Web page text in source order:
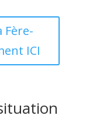
Fère-
ICI